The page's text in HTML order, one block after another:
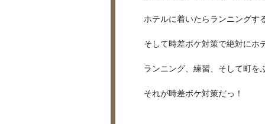
ホテルに着いたらランニングす
そして時差ボケ対策で絶対にホ
ランニング、練習、そして町を
それが時差ボケ対策だっ！